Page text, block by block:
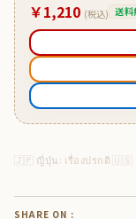
￥1,210 (税込) 送料
🇯🇵 ญี่ปุ่น: เรื่องปรกติ 🇺🇸
SHARE ON :